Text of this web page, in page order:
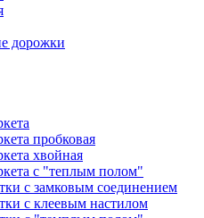
дорожки
пробковая
хвойная
с "теплым полом"
с замковым соединением
с клеевым настилом